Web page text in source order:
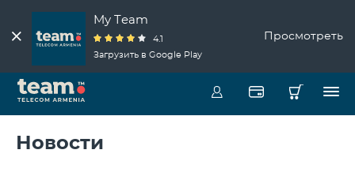
My Team
4.1
Загрузить в Google Play
Просмотреть
Новости